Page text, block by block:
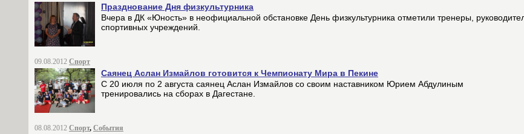
Празднование Дня физкультурника
Вчера в ДК «Юность» в неофициальной обстановке День физкультурника отметили тренеры,
спортивных учреждений.
09.08.2012 Спорт
Саянец Аслан Измайлов готовится к Чемпионату Мира в Пекине
С 20 июля по 2 августа саянец Аслан Измайлов со своим наставником Юрием Абдулиным
тренировались на сборах в Дагестане.
08.08.2012 Спорт, События